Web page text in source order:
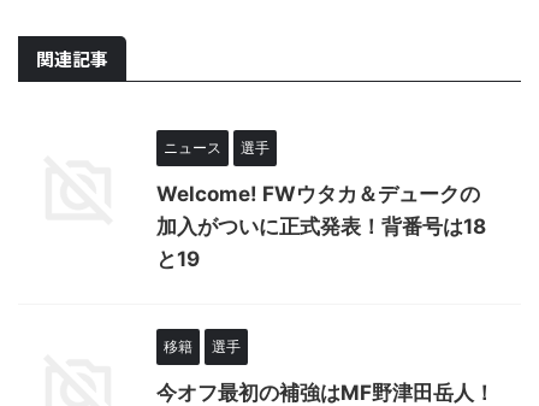
関連記事
ニュース 選手
Welcome! FWウタカ＆デュークの
加入がついに正式発表！背番号は18
と19
移籍 選手
今オフ最初の補強はMF野津田岳人！